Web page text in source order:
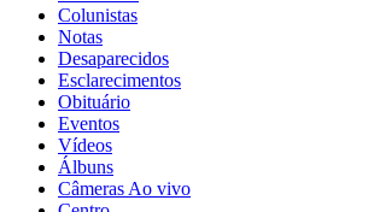
Colunistas
Notas
Desaparecidos
Esclarecimentos
Obituário
Eventos
Vídeos
Álbuns
Câmeras Ao vivo